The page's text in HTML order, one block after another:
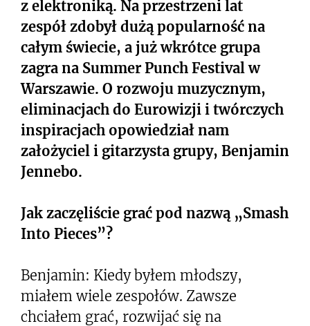
z elektroniką. Na przestrzeni lat
zespół zdobył dużą popularność na
całym świecie, a już wkrótce grupa
zagra na Summer Punch Festival w
Warszawie. O rozwoju muzycznym,
eliminacjach do Eurowizji i twórczych
inspiracjach opowiedział nam
założyciel i gitarzysta grupy, Benjamin
Jennebo.
Jak zaczęliście grać pod nazwą „Smash
Into Pieces”?
Benjamin: Kiedy byłem młodszy,
miałem wiele zespołów. Zawsze
chciałem grać, rozwijać się na